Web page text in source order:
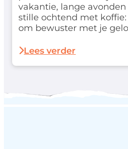
vakantie, lange
stille ochtend met
om bewuster met je
speciale deal waarmee je
Lees verder